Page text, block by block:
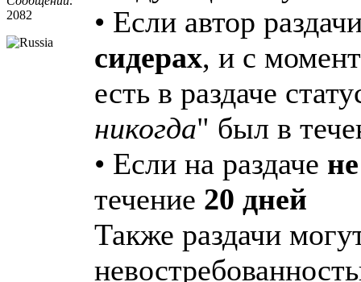
2082
• Если автор
сидерах, и с
есть в раздаче
никогда" был в
• Если на раздаче
течение 20 дней
Также раздачи